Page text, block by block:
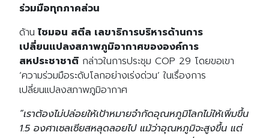
ร่วมมือทุกภาคส่วน
ด้าน ไซมอน สตีล เลขาธิการบริหารด้านการ
เปลี่ยนแปลงสภาพภูมิอากาศขององค์การ
สหประชาชาติ กล่าวในการประชุม COP 29 โดยขอเขา
‘ความร่วมมือระดับโลกอย่างเร่งด่วน’ ในเรื่องการ
เปลี่ยนแปลงสภาพภูมิอากาศ
“เราต้องไม่ปล่อยให้เป้าหมายจำกัดอุณหภูมิโลกไม่ให้เพิ่มขึ้น
1.5 องศาเซลเซียสหลุดลอยไป แม้ว่าอุณหภูมิจะสูงขึ้น แต่